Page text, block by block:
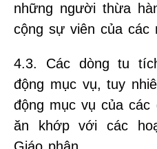
những người thừa
cộng sự viên của các
4.3. Các dòng tu
động mục vụ, tuy
động mục vụ của
ăn khớp với các